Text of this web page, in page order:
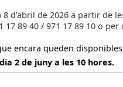
d'abril de 2026 a partir de
17 89 40 / 971 17 89 10 o
encara queden
2 de juny a les 10 hores.